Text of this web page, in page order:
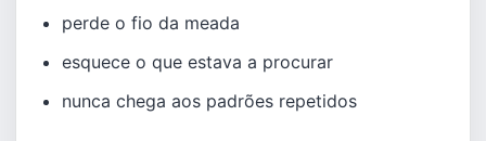
perde o fio da meada
esquece o que estava a procurar
nunca chega aos padrões repetidos